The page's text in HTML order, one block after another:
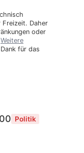
Freizeit. Daher
oder
Weitere
für das
Politik